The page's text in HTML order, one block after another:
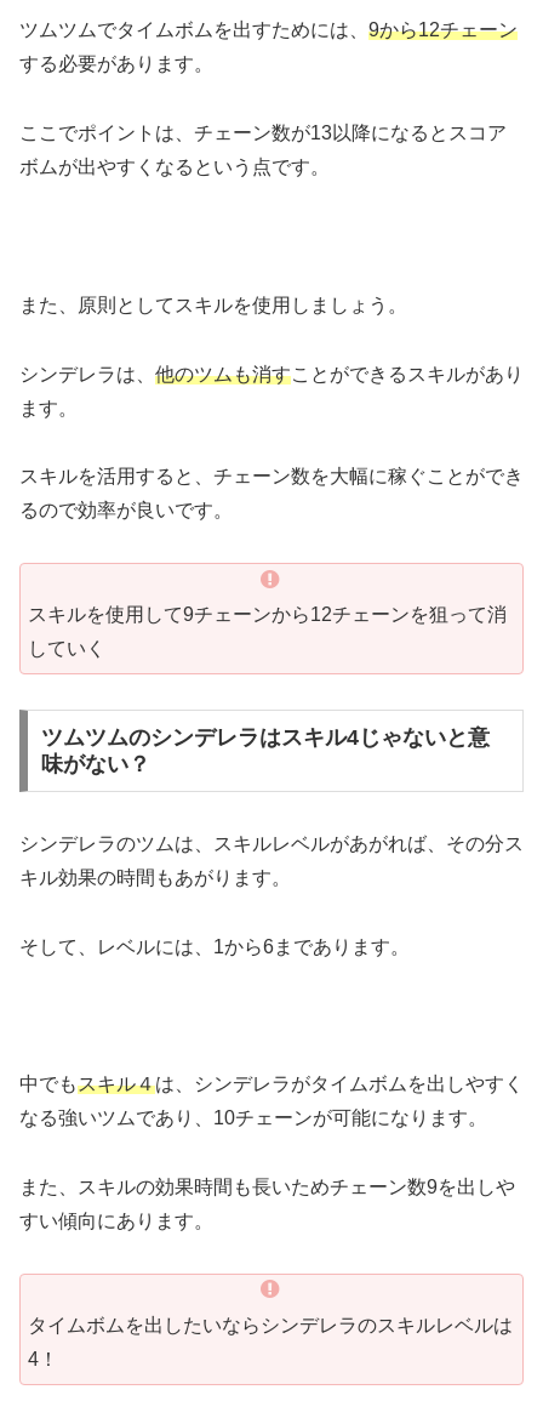
ツムツムでタイムボムを出すためには、 9から12チェーン
する必要があります。
ここでポイントは、チェーン数が13以降になるとスコア
ボムが出やすくなるという点です。
また、原則としてスキルを使用しましょう。
シンデレラは、 他のツムも消すことができるスキルがあり
ます。
スキルを活用すると、チェーン数を大幅に稼ぐことができ
るので効率が良いです。
スキルを使用して9チェーンから12チェーンを狙って消
していく
ツムツムのシンデレラはスキル4じゃないと意
味がない？
シンデレラのツムは、スキルレベルがあがれば、その分ス
キル効果の時間もあがります。
そして、レベルには、1から6まであります。
中でもスキル４は、シンデレラがタイムボムを出しやすく
なる強いツムであり、10チェーンが可能になります。
また、スキルの効果時間も長いためチェーン数9を出しや
すい傾向にあります。
タイムボムを出したいならシンデレラのスキルレベルは
4！